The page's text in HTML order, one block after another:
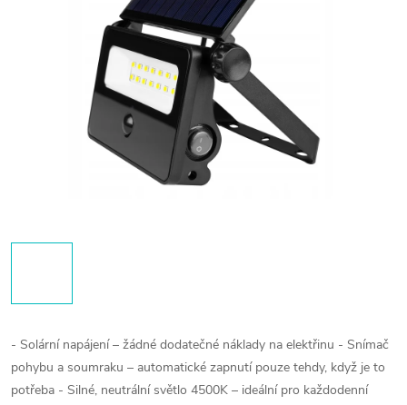
- Solární napájení – žádné dodatečné náklady na elektřinu - Snímač
pohybu a soumraku – automatické zapnutí pouze tehdy, když je to
potřeba - Silné, neutrální světlo 4500K – ideální pro každodenní